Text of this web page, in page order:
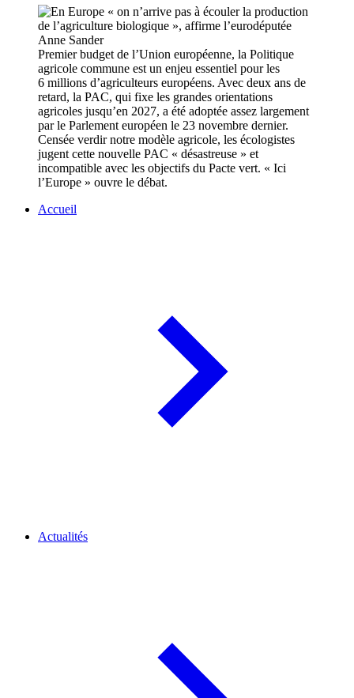
Premier budget de l’Union européenne, la Politique
agricole commune est un enjeu essentiel pour les
6 millions d’agriculteurs européens. Avec deux ans de
retard, la PAC, qui fixe les grandes orientations
agricoles jusqu’en 2027, a été adoptée assez largement
par le Parlement européen le 23 novembre dernier.
Censée verdir notre modèle agricole, les écologistes
jugent cette nouvelle PAC « désastreuse » et
incompatible avec les objectifs du Pacte vert. « Ici
l’Europe » ouvre le débat.
Accueil
Actualités